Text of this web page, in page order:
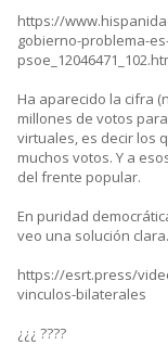
https://
gobierno-problema-
Ha aparecido la cifra
millones de votos
virtuales, es decir los
muchos votos. Y a
del frente popular.
En puridad
veo una solución clara.
https://esrt.press/
vinculos-bilaterales
¿¿¿ ????